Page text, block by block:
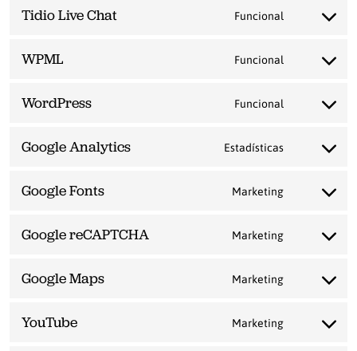
Tidio Live Chat Funcional
Consent
tidio-
WPML Funcional
Consent
wpml
WordPress Funcional
Consent
wordpress
Google Analytics Estadísticas
Consent
google-
Google Fonts Marketing
Consent
google-
Google reCAPTCHA Marketing
Consent
google-
Google Maps Marketing
Consent
google-
YouTube Marketing
Consent